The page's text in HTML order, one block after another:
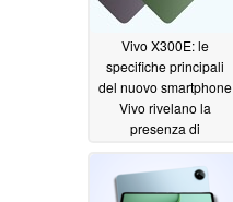
Vivo X300E: le
specifiche principali
del nuovo smartphone
Vivo rivelano la
presenza di
batteria da 7.000 mAh
e altro ancora07/05/2026